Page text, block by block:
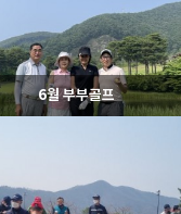
1060
08-09
6월 부부골프